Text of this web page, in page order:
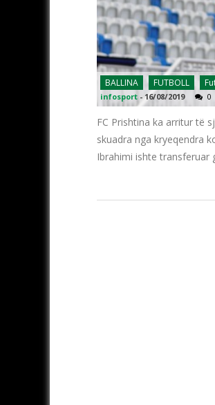
BALLINA FUTBOLL
infosport - 16/08/2019 0
FC Prishtina ka arritur të
skuadra nga kryeqendra
Ibrahimi ishte transferuar